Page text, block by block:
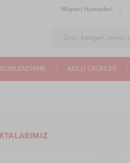
Müşteri Hizmetleri
İKLİMLENDİRME AKILLI ÜRÜNLER